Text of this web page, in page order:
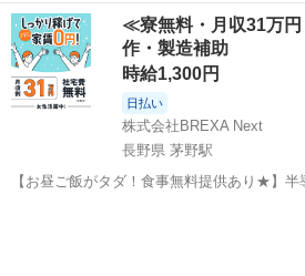
SHARPの洗濯乾燥機になります。 ES-T5DBK 洗濯容量：5.5
容量：3.5㎏ サイズ：幅56.5㎝ 奥行59
新潟 上越市 生活家電 SHARP
≪寮無料・月収31万
作・製造補助
時給1,300円
日払い
株式会社BREXA Next
長野県 茅野駅
【お昼ご飯がタダ！食事無料提供あり★】半